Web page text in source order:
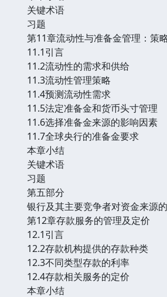
关键术语
习题
第11章流动性与准备金管理：策
11.1引言
11.2流动性的需求和供给
11.3流动性管理策略
11.4预测流动性需求
11.5法定准备金和货币头寸管理
11.6选择准备金来源的影响因素
11.7全球央行的准备金要求
本章小结
关键术语
习题
第五部分
银行及其主要竞争者对资金来源
第12章存款服务的管理及定价
12.1引言
12.2存款机构提供的存款种类
12.3不同类型存款的利率
12.4存款相关服务的定价
本章小结